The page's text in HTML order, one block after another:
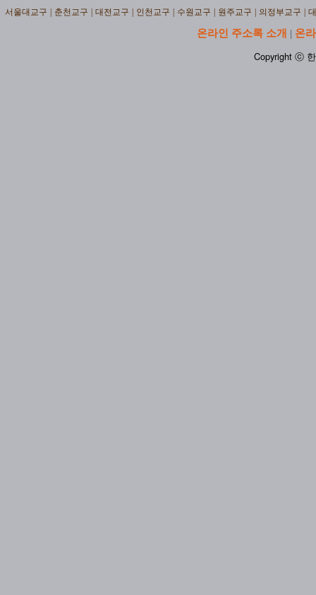
서울대교구 춘천교구 대전교구 인천교구 수원교구 원주교구 의정부교구
온라인 주소록 소개 | 온
Copyright ⓒ